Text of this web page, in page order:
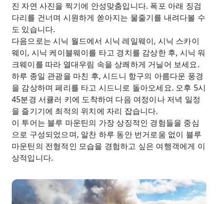
진 자연 사진을 찍기에 안성맞춤입니다. 폭포 아래 징검
다리를 건너며 시원하게 쏟아지는 물줄기를 내려다볼 수
도 있습니다.
다음으로는 시닉 월드에서 시닉 레일웨이, 시닉 스카이
웨이, 시닉 케이블웨이를 타고 경치를 감상한 후, 시닉 워
크웨이를 따라 열대우림 속을 상쾌하게 거닐어 보세요.
하루 종일 관광을 마친 후, 시드니 항구의 아름다운 풍경
을 감상하며 페리를 타고 시드니로 돌아오세요. 오후 5시
45분경 서큘러 키에 도착하여 다음 여정이나 저녁 일정
을 즐기기에 최적의 위치에 자리 잡습니다.
이 투어는 블루 마운틴의 가장 상징적인 경험들을 중심
으로 구성되었으며, 알찬 하루 동안 번거로움 없이 블루
마운틴의 전형적인 모습을 경험하고 싶은 여행객에게 이
상적입니다.